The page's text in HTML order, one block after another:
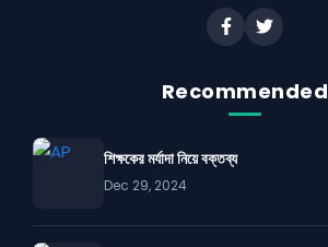
Recommended
শিক্ষকের মর্যাদা নিয়ে বক্তব্য
Dec 29, 2024